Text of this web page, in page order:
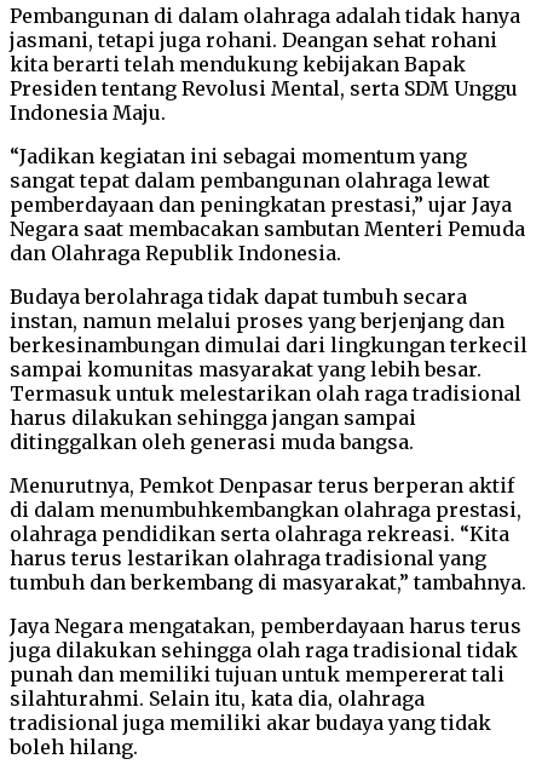
Pembangunan di dalam olahraga adalah tidak hanya
jasmani, tetapi juga rohani. Deangan sehat rohani
kita berarti telah mendukung kebijakan Bapak
Presiden tentang Revolusi Mental, serta SDM Unggu
Indonesia Maju.
“Jadikan kegiatan ini sebagai momentum yang
sangat tepat dalam pembangunan olahraga lewat
pemberdayaan dan peningkatan prestasi,” ujar Jaya
Negara saat membacakan sambutan Menteri Pemuda
dan Olahraga Republik Indonesia.
Budaya berolahraga tidak dapat tumbuh secara
instan, namun melalui proses yang berjenjang dan
berkesinambungan dimulai dari lingkungan terkecil
sampai komunitas masyarakat yang lebih besar.
Termasuk untuk melestarikan olah raga tradisional
harus dilakukan sehingga jangan sampai
ditinggalkan oleh generasi muda bangsa.
Menurutnya, Pemkot Denpasar terus berperan aktif
di dalam menumbuhkembangkan olahraga prestasi,
olahraga pendidikan serta olahraga rekreasi. “Kita
harus terus lestarikan olahraga tradisional yang
tumbuh dan berkembang di masyarakat,” tambahnya.
Jaya Negara mengatakan, pemberdayaan harus terus
juga dilakukan sehingga olah raga tradisional tidak
punah dan memiliki tujuan untuk mempererat tali
silahturahmi. Selain itu, kata dia, olahraga
tradisional juga memiliki akar budaya yang tidak
boleh hilang.